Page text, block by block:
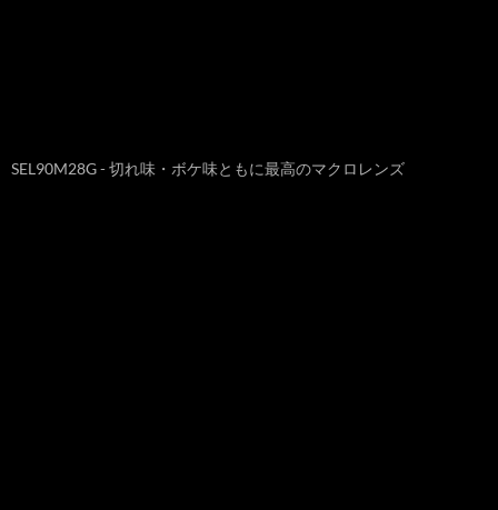
SEL90M28G - 切れ味・ボケ味ともに最高のマクロレンズ